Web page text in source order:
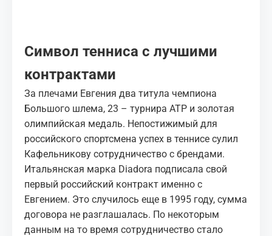
Символ тенниса с лучшими
контрактами
За плечами Евгения два титула чемпиона
Большого шлема, 23 – турнира ATP и золотая
олимпийская медаль. Непостижимый для
российского спортсмена успех в теннисе сулил
Кафельникову сотрудничество с брендами.
Итальянская марка Diadora подписала свой
первый российский контракт именно с
Евгением. Это случилось еще в 1995 году, сумма
договора не разглашалась. По некоторым
данным на то время сотрудничество стало